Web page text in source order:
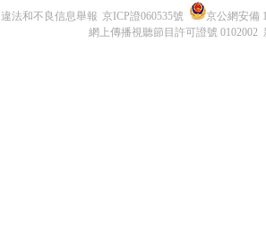
違法和不良信息舉報 京ICP證060535號
京公網安備
網上傳播視聽節目許可證號 0102002